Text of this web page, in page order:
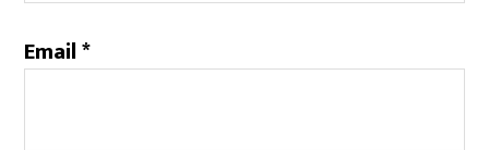
Email*